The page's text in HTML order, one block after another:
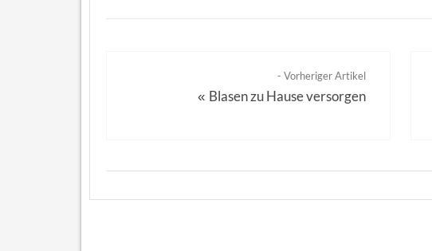
- Vorheriger Artikel
« Blasen zu Hause versorgen